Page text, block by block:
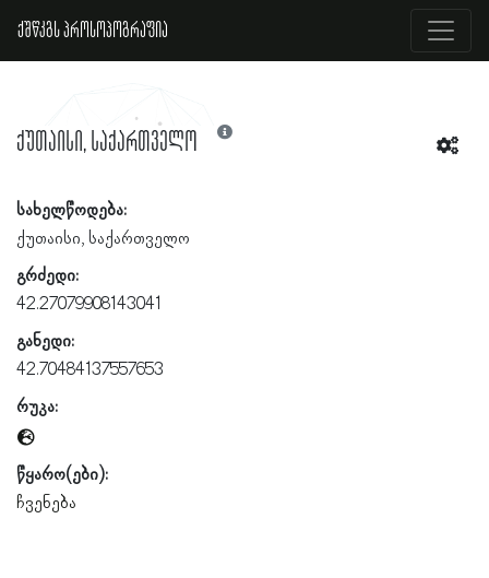
ქშწკგს პროსოპოგრაფია
ქუთაისი, საქართველო
სახელწოდება:
ქუთაისი, საქართველო
გრძედი:
42.27079908143041
განედი:
42.70484137557653
რუკა:
წყარო(ები):
ჩვენება